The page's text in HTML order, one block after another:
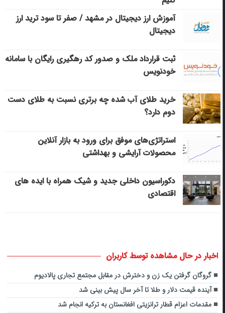
آموزش ارز دیجیتال در مشهد / صفر تا سود ترید ارز
دیجیتال
ثبت قرارداد ملک و صدور کد رهگیری رایگان با سامانه
خودنویس
خرید طلای آب شده چه برتری نسبت به طلای دست
دوم دارد؟
استراتژی‌های موفق برای ورود به بازار آنلاین
محصولات آرایشی و بهداشتی
دکوراسیون داخلی جدید و شیک همراه با ایده های
اقتصادی
اخبار در حال مشاهده توسط کاربران
گروگان گرفتن یک زن و دخترش در مقابل مجتمع تجاری پالادیوم
آینده قیمت دلار و طلا تا آخر سال پیش بینی شد
مقدمات اعزام قطار ترانزیتی افغانستان به ترکیه انجام شد